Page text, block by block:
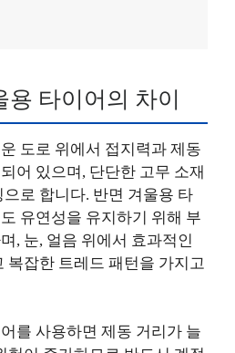
용 타이어의 차이
도로 위에서 접지력과 제동
어 있으며, 단단한 고무 소재
로 합니다. 반면 겨울용 타
유연성을 유지하기 위해 부
, 눈, 얼음 위에서 효과적인
복잡한 트레드 패턴을 가지고
를 사용하면 제동 거리가 늘